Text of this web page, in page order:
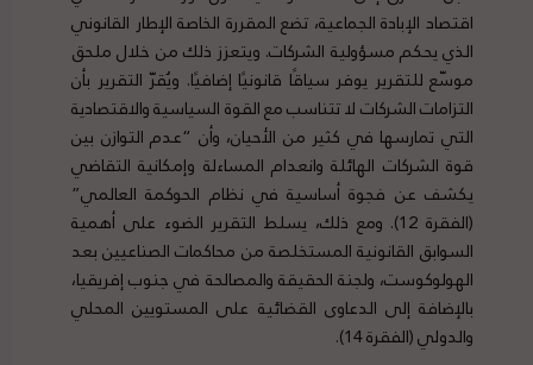
اقتصاد الإبادة الجماعية، تضع المقررة الخاصة الإطار القانوني
الذي يحكم مسؤولية الشركات. ويتعزز ذلك من خلال ملحق
موسّع للتقرير يوفر سياقًا قانونيًا إضافيًا. ويُقرّ التقرير بأن
التزامات الشركات لا تتناسب مع القوة السياسية والاقتصادية
التي تمارسها في كثير من الأحيان، وأن “عدم التوازن بين
قوة الشركات الهائلة وانعدام المساءلة وإمكانية التقاضي
يكشف عن فجوة أساسية في نظام الحوكمة العالمي”
(الفقرة 12). ومع ذلك، يسلط التقرير الضوء على أهمية
السوابق القانونية المستخلصة من محاكمات الصناعيين بعد
الهولوكوست، ولجنة الحقيقة والمصالحة في جنوب إفريقيا،
بالإضافة إلى الدعاوى القضائية على المستويين المحلي
والدولي (الفقرة 14).